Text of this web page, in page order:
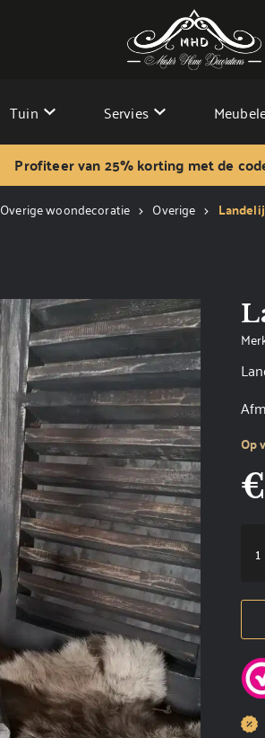
Tuin Servies
Profiteer van 25% korting met de
Overige woondecoratie Overige
Op
€